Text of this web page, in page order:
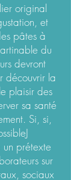
original
et
pâtes à
du
devront
découvrir la
plaisir des
sa santé
Si, si,
prétexte
sur
sociaux